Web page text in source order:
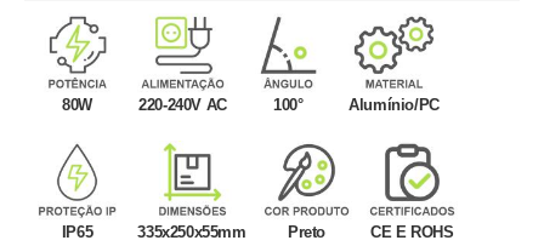
80W 220-240V AC 100° Alumínio/PC
IP65 335x250x55mm Preto CE E ROHS